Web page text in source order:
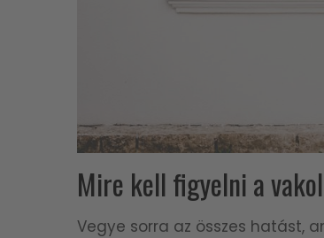
Mire kell figyelni a
Vegye sorra az összes hatást,